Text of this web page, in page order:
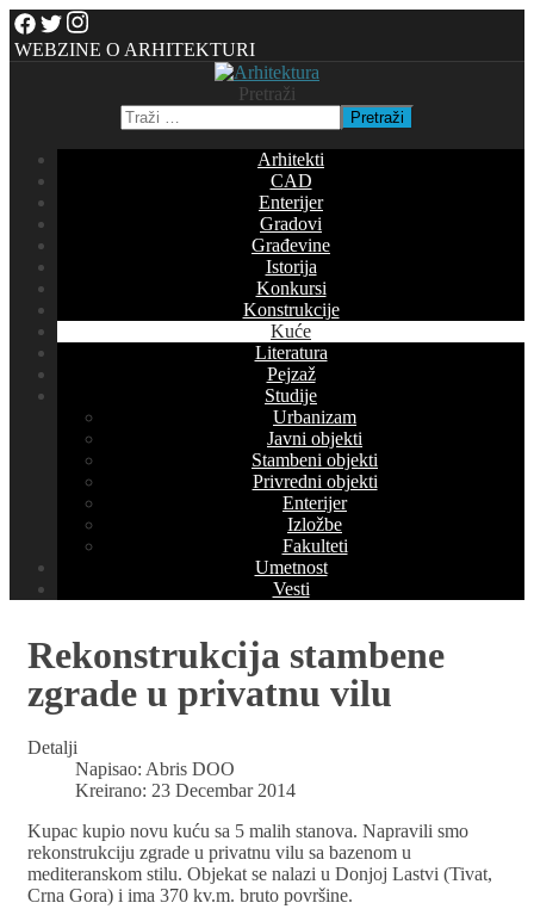
WEBZINE O ARHITEKTURI
Pretraži
Pretraži
Arhitekti
CAD
Enterijer
Gradovi
Građevine
Istorija
Konkursi
Konstrukcije
Kuće
Literatura
Pejzaž
Studije
Urbanizam
Javni objekti
Stambeni objekti
Privredni objekti
Enterijer
Izložbe
Fakulteti
Umetnost
Vesti
Rekonstrukcija stambene
zgrade u privatnu vilu
Detalji
Napisao: Abris DOO
Kreirano: 23 Decembar 2014
Kupac kupio novu kuću sa 5 malih stanova. Napravili smo
rekonstrukciju zgrade u privatnu vilu sa bazenom u
mediteranskom stilu. Objekat se nalazi u Donjoj Lastvi (Tivat,
Crna Gora) i ima 370 kv.m. bruto površine.